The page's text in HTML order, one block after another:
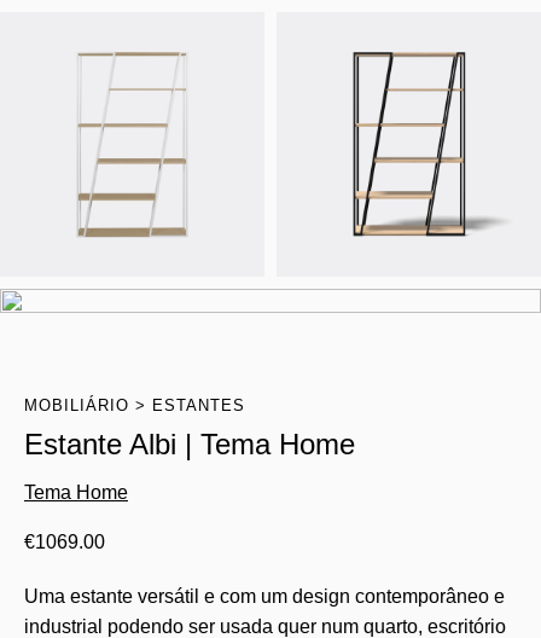
MOBILIÁRIO ESTANTES
Estante Albi | Tema Home
Tema Home
€1069.00
Uma estante versátil e com um design contemporâneo e
industrial podendo ser usada quer num quarto, escritório